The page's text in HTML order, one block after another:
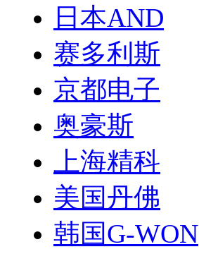
日本AND
赛多利斯
京都电子
奥豪斯
上海精科
美国丹佛
韩国G-WON